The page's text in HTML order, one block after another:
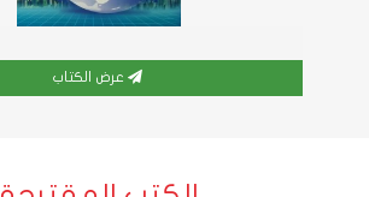
عرض الكتاب